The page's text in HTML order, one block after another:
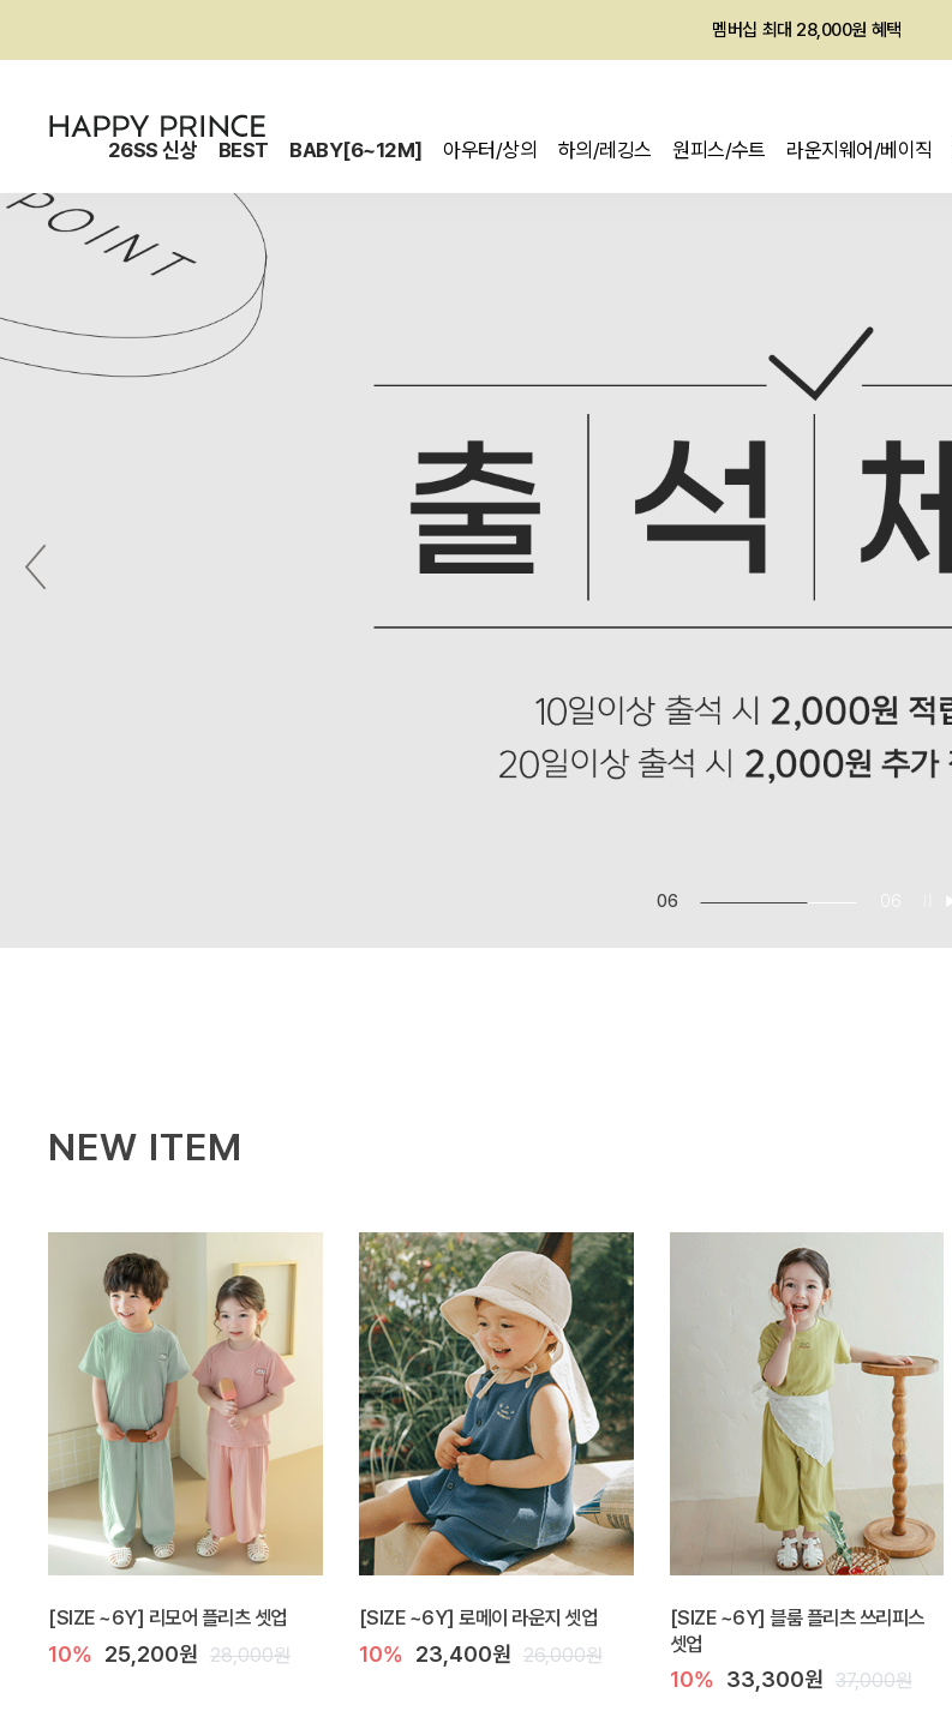
회원전용 아울렛, 가입하면 ~60% 할인!
26SS 신상 BEST BABY[6~12M] 아우터/상의 하의/레깅스 원피스/수트 라운지웨어/베이직
06
NEW ITEM
[SIZE ~6Y] 리모어 플리츠 셋업
10% 25,200원 28,000원
[SIZE ~6Y] 로메이 라운지 셋업
10% 23,400원 26,000원
[SIZE ~6Y] 블룸 플리츠 쓰리피스
셋업
10% 33,300원 37,000원